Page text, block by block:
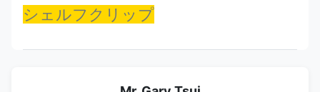
シェルフクリップ